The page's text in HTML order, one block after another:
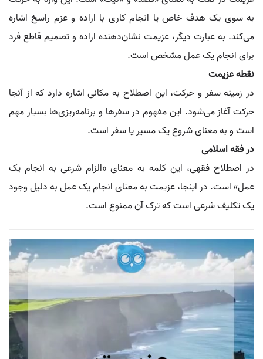
به سوی یک هدف خاص یا انجام کاری با اراده و عزم راسخ اشاره
می‌کند. به عبارت دیگر، عزیمت نشان‌دهنده اراده و تصمیم قاطع فرد
برای انجام یک عمل مشخص است.
نقطه عزیمت
در زمینه سفر و حرکت، این اصطلاح به مکانی اشاره دارد که از آنجا
حرکت آغاز می‌شود. این مفهوم در سفرها و برنامه‌ریزی‌ها بسیار مهم
است و به معنای شروع یک مسیر یا سفر است.
در فقه اسلامی
در اصطلاح فقهی، این کلمه به معنای «الزام شرعی به انجام یک
عمل» است. در اینجا، عزیمت به معنای انجام یک عمل به دلیل وجود
یک تکلیف شرعی است که ترک آن ممنوع است.